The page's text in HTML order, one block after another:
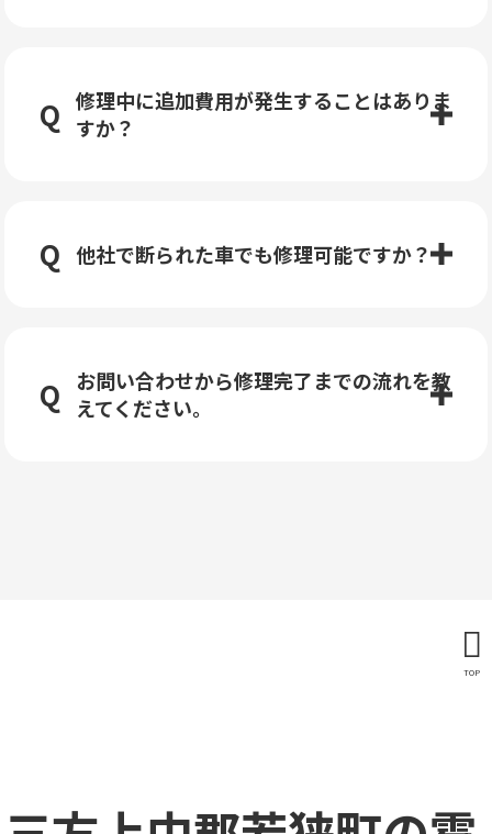
修理中に追加費用が発生することはありま
すか？
他社で断られた車でも修理可能ですか？
お問い合わせから修理完了までの流れを教
えてください。
TOP